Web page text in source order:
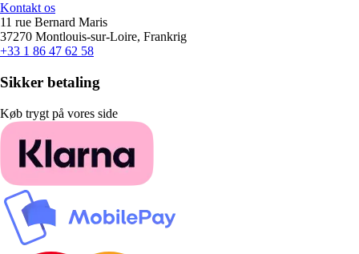
Kontakt os
11 rue Bernard Maris
37270 Montlouis-sur-Loire, Frankrig
+33 1 86 47 62 58
Sikker betaling
Køb trygt på vores side